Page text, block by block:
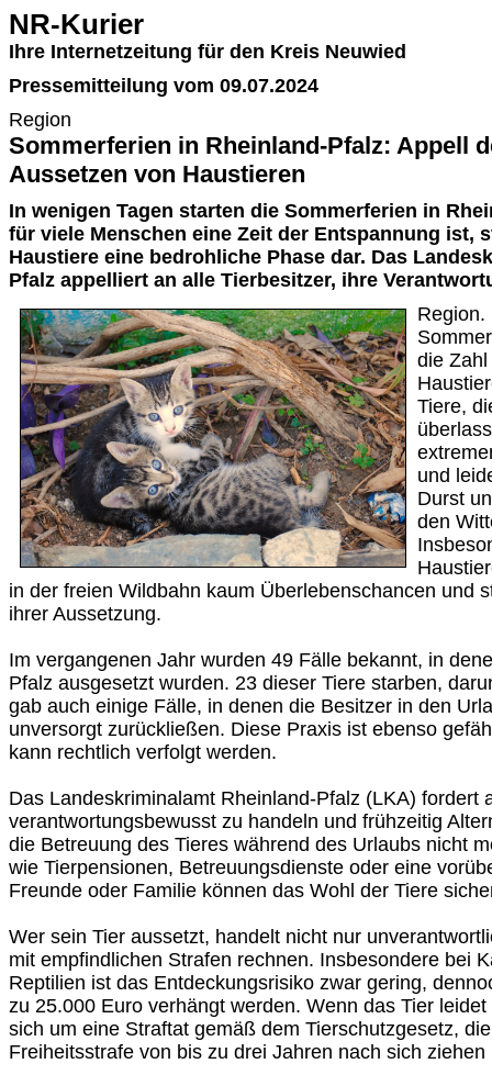
NR-Kurier
Ihre Internetzeitung für den Kreis Neuwied
Pressemitteilung vom 09.07.2024
Region
Sommerferien in Rheinland-Pfalz: Appell
Aussetzen von Haustieren
In wenigen Tagen starten die Sommerferien in
für viele Menschen eine Zeit der Entspannung ist,
Haustiere eine bedrohliche Phase dar. Das
Pfalz appelliert an alle Tierbesitzer, ihre
Region.
die
Tiere,
und
Durst
den
in der freien Wildbahn kaum Überlebenschancen und
ihrer Aussetzung.
Im vergangenen Jahr wurden 49 Fälle bekannt, in
Pfalz ausgesetzt wurden. 23 dieser Tiere starben,
gab auch einige Fälle, in denen die Besitzer in den
unversorgt zurückließen. Diese Praxis ist ebenso
kann rechtlich verfolgt werden.
Das Landeskriminalamt Rheinland-Pfalz (LKA) fordert
verantwortungsbewusst zu handeln und frühzeitig
die Betreuung des Tieres während des Urlaubs nicht
wie Tierpensionen, Betreuungsdienste oder eine
Freunde oder Familie können das Wohl der Tiere
Wer sein Tier aussetzt, handelt nicht nur
mit empfindlichen Strafen rechnen. Insbesondere bei
Reptilien ist das Entdeckungsrisiko zwar gering,
zu 25.000 Euro verhängt werden. Wenn das Tier
sich um eine Straftat gemäß dem Tierschutzgesetz,
Freiheitsstrafe von bis zu drei Jahren nach sich ziehen